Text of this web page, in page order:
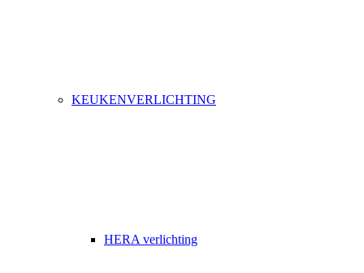
KEUKENVERLICHTING
HERA verlichting